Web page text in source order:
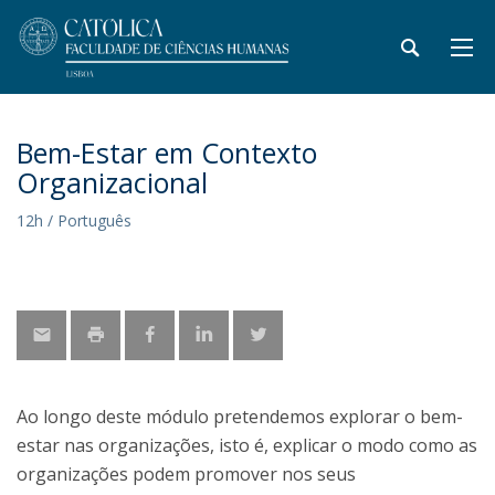
Bem-Estar em Contexto
Organizacional
12h / Português
Ao longo deste módulo pretendemos explorar o bem-
estar nas organizações, isto é, explicar o modo como as
organizações podem promover nos seus